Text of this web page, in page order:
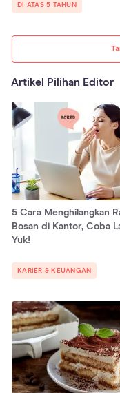
DI ATAS 5 TAHUN
Artikel Pilihan Editor
5 Cara Menghilangkan
Bosan di Kantor, Coba
Yuk!
KARIER & KEUANGAN